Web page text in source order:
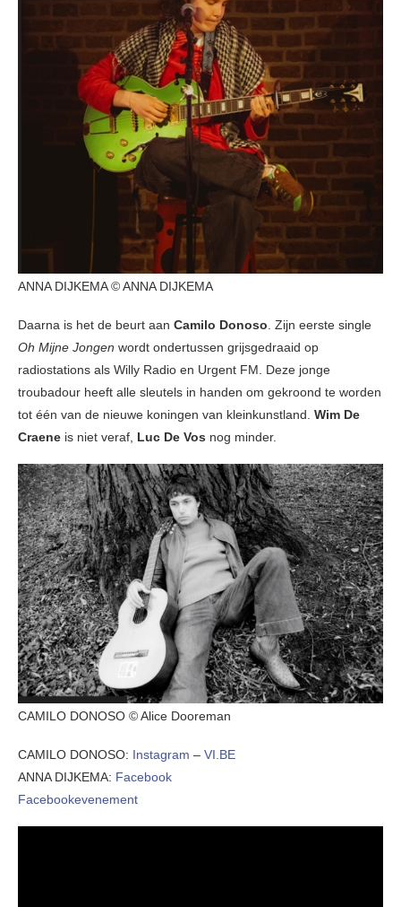
ANNA DIJKEMA © ANNA DIJKEMA
Daarna is het de beurt aan Camilo Donoso . Zijn eerste single
Oh Mijne Jongen wordt ondertussen grijsgedraaid op
radiostations als Willy Radio en Urgent FM. Deze jonge
troubadour heeft alle sleutels in handen om gekroond te worden
tot één van de nieuwe koningen van kleinkunstland. Wim De
Craene is niet veraf, Luc De Vos nog minder.
CAMILO DONOSO © Alice Dooreman
CAMILO DONOSO: Instagram – VI.BE
ANNA DIJKEMA: Facebook
Facebookevenement